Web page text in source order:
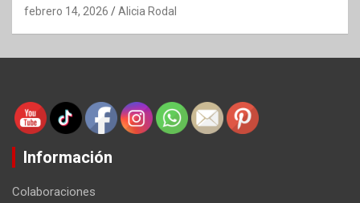
febrero 14, 2026 Alicia Rodal
Información
Colaboraciones